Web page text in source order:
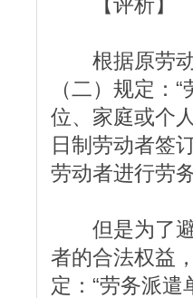
根据原劳动
（二）规定：
位、家庭或个
日制劳动者签
劳动者进行劳
但是为了避
者的合法权益
定：“劳务派